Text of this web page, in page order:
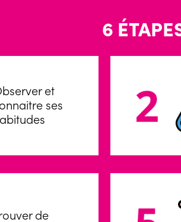
6
et
ses
de